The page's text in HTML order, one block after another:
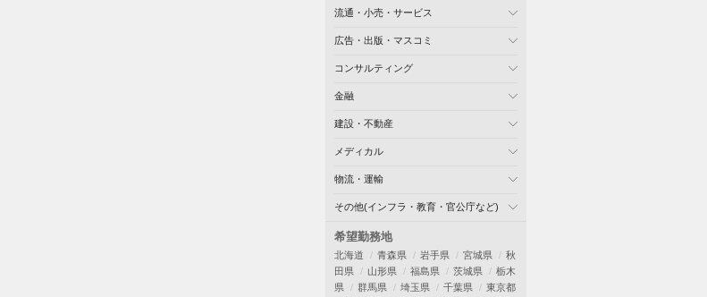
流通・小売・サービス
広告・出版・マスコミ
コンサルティング
金融
建設・不動産
メディカル
物流・運輸
その他(インフラ・教育・官公庁など)
希望勤務地
北海道 青森県 岩手県 宮城県
秋
田県
山形県 福島県 茨城県
栃木
県
群馬県 埼玉県 千葉県
東京都